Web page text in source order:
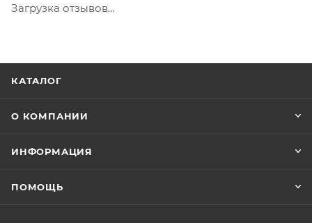
Загрузка отзывов...
КАТАЛОГ
О КОМПАНИИ
ИНФОРМАЦИЯ
ПОМОЩЬ